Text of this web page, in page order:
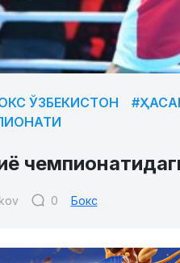
ЎЗБЕКИСТОН
0 Бокс